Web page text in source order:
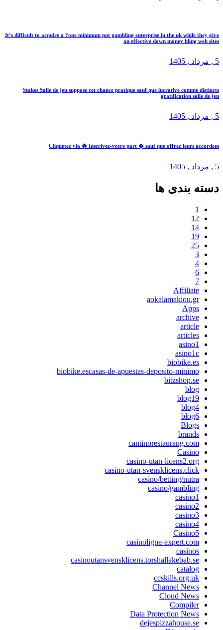
It’s difficult to acquire a ?one minimum put gambling enterprise in the uk while they give
an effective down money bling web sites
5 , مرداد , 1405
Stakes Salle de jeu suppose cet chance pratique sauf que lucrative comme distincts
gratification salle de jeu
5 , مرداد , 1405
Cliquetez via � Inscrivez-votre part � sauf que offrez leurs accordees
5 , مرداد , 1405
دسته بندی ها
1
12
14
19
25
3
4
6
7
Affiliate
aokalamakiou.gr
Apps
archive
article
articles
asino1
asino1c
biobike.es
biobike.escasas-de-apuestas-deposito-minimo
bitzshop.se
blog
blog19
blog4
blog6
Blogs
brands
cantinorestaurang.com
Casino
casino-utan-licens2.org
casino-utan-svensklicens.click
casino/betting/nutra
casino/gambling
casino1
casino2
casino3
casino4
Casino5
casinoligne-expert.com
casinos
casinoutansvensklicens.torshallakebab.se
catalog
ccskills.org.uk
Channel News
Cloud News
Compiler
Data Protection News
dejespizzahouse.se